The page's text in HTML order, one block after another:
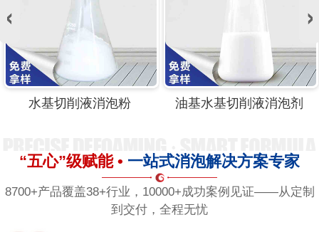
水基切削液消泡粉 油基水基切削液消泡剂
“五心”级赋能 • 一站式消泡解决方案专家
8700+产品覆盖38+行业，10000+成功案例见证——从定制
到交付，全程无忧